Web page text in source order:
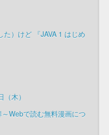
た）けど 『JAVA 1 はじめ
木）
Webで読む無料漫画につ